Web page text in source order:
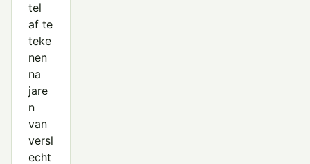
tel
af te
teke
nen
na
jare
n
van
versl
echt